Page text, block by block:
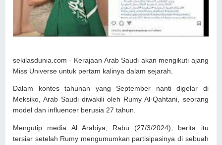
sekilasdunia.com - Kerajaan Arab Saudi akan mengikuti ajang
Miss Universe untuk pertam kalinya dalam sejarah.
Dalam kontes tahunan yang September nanti digelar di
Meksiko, Arab Saudi diwakili oleh Rumy Al-Qahtani, seorang
model dan influencer berusia 27 tahun.
Mengutip media Al Arabiya, Rabu (27/3/2024), berita itu
tersiar setelah Rumy mengumumkan partisipasinya di sebuah